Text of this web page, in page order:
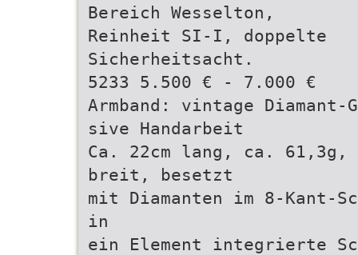
Bereich Wesselton,
Reinheit SI-I, doppelte
Sicherheitsacht.
5233 5.500 € - 7.000 €
Armband: vintage Diamant-
sive Handarbeit
Ca. 22cm lang, ca. 61,3g,
breit, besetzt
mit Diamanten im 8-Kant-
in
ein Element integrierte